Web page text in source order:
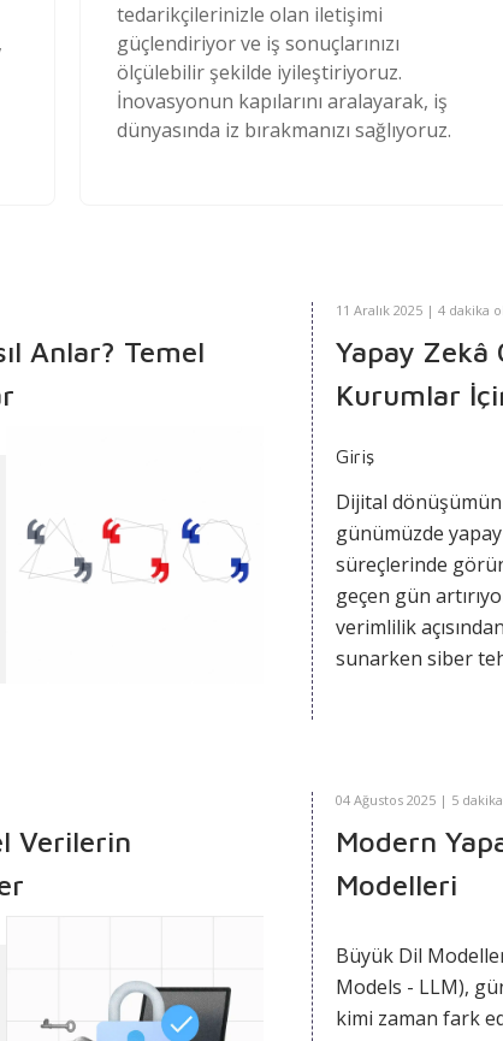
tedarikçilerinizle olan iletişimi
güçlendiriyor ve iş sonuçlarınızı
ölçülebilir şekilde iyileştiriyoruz.
İnovasyonun kapılarını aralayarak, iş
dünyasında iz bırakmanızı sağlıyoruz.
Anlar? Temel
11 Aralık 2025 | 4 dakika
Yapay Zekâ
Kurumlar
Giriş
Dijital dönüşümün
günümüzde
süreçlerinde
geçen gün
verimlilik
sunarken siber
ölçeklenebilir ve
geliştirmek için
Bu iki yönlü
kurumların
veri koruma
kapsamlı bir
Verilerin
04 Ağustos 2025 | 5
Modern
Modelleri
Büyük Dil
Models - LLM),
kimi zaman fark